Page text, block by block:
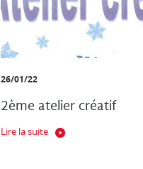
26/01/22
2ème atelier créatif
Lire la suite